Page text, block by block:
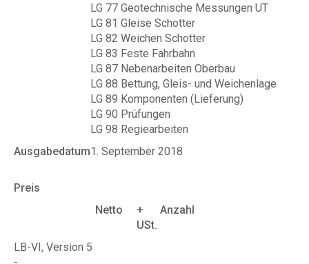
LG 77 Geotechnische Messungen UT
LG 81 Gleise Schotter
LG 82 Weichen Schotter
LG 83 Feste Fahrbahn
LG 87 Nebenarbeiten Oberbau
LG 88 Bettung, Gleis- und Weichenlage
LG 89 Komponenten (Lieferung)
LG 90 Prüfungen
LG 98 Regiearbeiten
Ausgabedatum1. September 2018
Preis
Netto
+
USt.
Anzahl
LB-VI, Version 5